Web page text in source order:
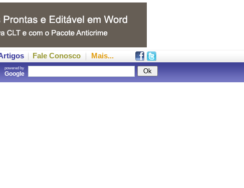
Fale Conosco Mais...
powered by
Google